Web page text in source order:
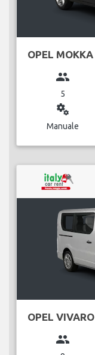
OPEL MOKKA
group
5
miscellaneous_services
Manuale
OPEL VIVARO
group